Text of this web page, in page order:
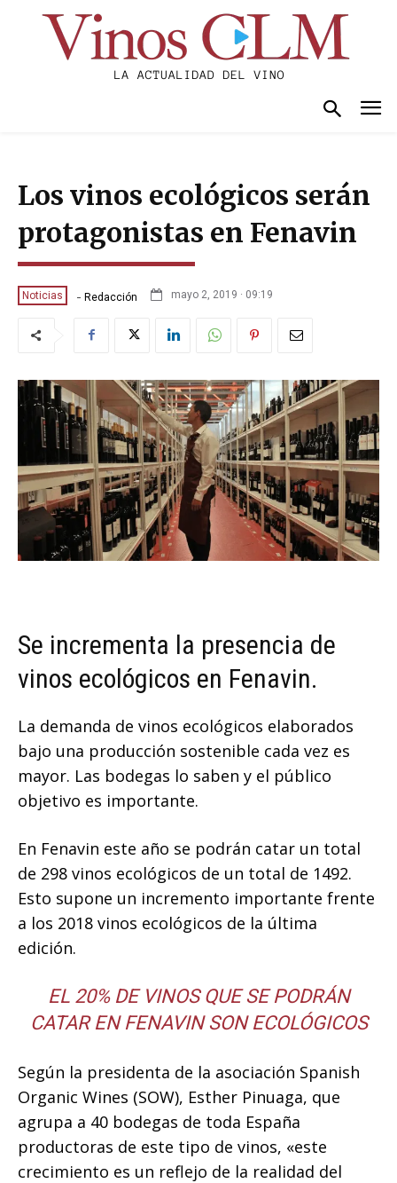
Los vinos ecológicos serán
protagonistas en Fenavin
Noticias - Redacción mayo 2, 2019 · 09:19
Se incrementa la presencia de
vinos ecológicos en Fenavin.
La demanda de vinos ecológicos elaborados
bajo una producción sostenible cada vez es
mayor. Las bodegas lo saben y el público
objetivo es importante.
En Fenavin este año se podrán catar un total
de 298 vinos ecológicos de un total de 1492.
Esto supone un incremento importante frente
a los 2018 vinos ecológicos de la última
edición.
EL 20% DE VINOS QUE SE PODRÁN
CATAR EN FENAVIN SON ECOLÓGICOS
Según la presidenta de la asociación Spanish
Organic Wines (SOW), Esther Pinuaga, que
agrupa a 40 bodegas de toda España
productoras de este tipo de vinos, «este
crecimiento es un reflejo de la realidad del